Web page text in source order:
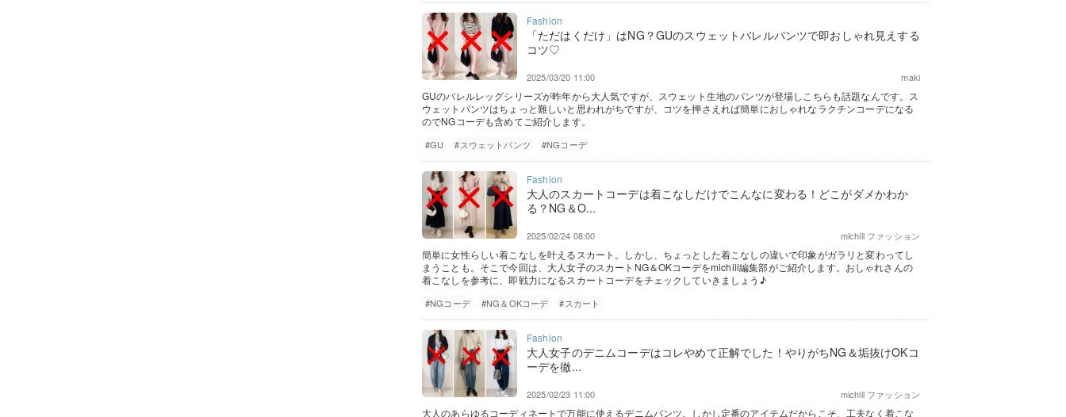
「ただはくだけ」はNG？GUのスウェットバレルパンツで即おしゃれ見えする
コツ♡
maki
2025/03/20 11:00
GUのバレルレッグシリーズが昨年から大人気ですが、スウェット生地のパンツが登場しこちらも話題なんです。ス
ウェットパンツはちょっと難しいと思われがちですが、コツを押さえれば簡単におしゃれなラクチンコーデになる
のでNGコーデも含めてご紹介します。
#GU #スウェットパンツ #NGコーデ
大人のスカートコーデは着こなしだけでこんなに変わる！どこがダメかわか
る？NG＆O...
michill ファッション
2025/02/24 08:00
簡単に女性らしい着こなしを叶えるスカート。しかし、ちょっとした着こなしの違いで印象がガラリと変わってし
まうことも。そこで今回は、大人女子のスカートNG＆OKコーデをmichill編集部がご紹介します。おしゃれさんの
着こなしを参考に、即戦力になるスカートコーデをチェックしていきましょう♪
#NGコーデ #NG＆OKコーデ #スカート
大人女子のデニムコーデはコレやめて正解でした！やりがちNG＆垢抜けOKコ
ーデを徹...
michill ファッション
2025/02/23 11:00
大人のあらゆるコーディネートで万能に使えるデニムパンツ。しかし定番のアイテムだからこそ、工夫なく着こな